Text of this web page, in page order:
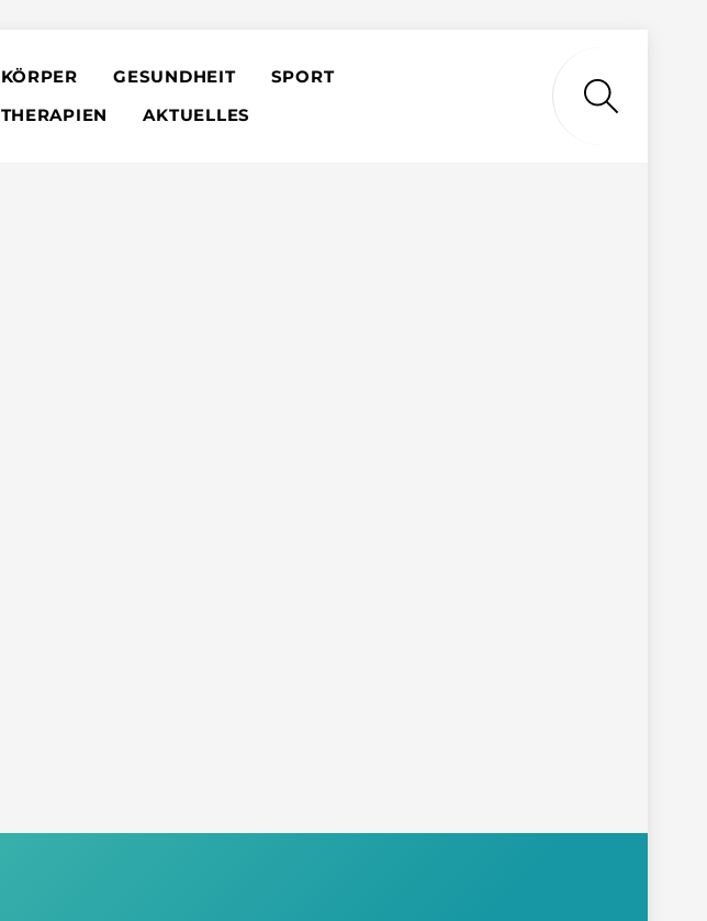
KÖRPER GESUNDHEIT
SPORT
THERAPIEN
AKTUELLES